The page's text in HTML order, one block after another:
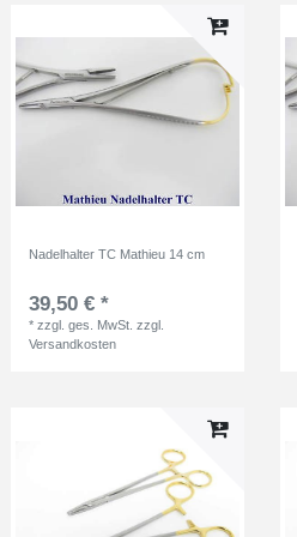
Nadelhalter TC Mathieu 14 cm
39,50 € *
*zzgl. ges. MwSt. zzgl.
Versandkosten